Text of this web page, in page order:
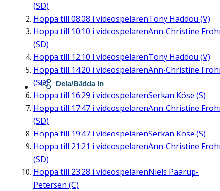
(SD)
Hoppa till 08:08 i videospelarenTony Haddou (V)
Hoppa till 10:10 i videospelarenAnn-Christine
(SD)
Hoppa till 12:10 i videospelarenTony Haddou (V)
Hoppa till 14:20 i videospelarenAnn-Christine
(SD)
Hoppa till 16:29 i videospelarenSerkan Köse (S)
Hoppa till 17:47 i videospelarenAnn-Christine
(SD)
Hoppa till 19:47 i videospelarenSerkan Köse (S)
Hoppa till 21:21 i videospelarenAnn-Christine
(SD)
Hoppa till 23:28 i videospelarenNiels Paarup-
Petersen (C)
Dela/Bädda in